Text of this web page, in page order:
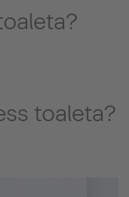
toaleta?